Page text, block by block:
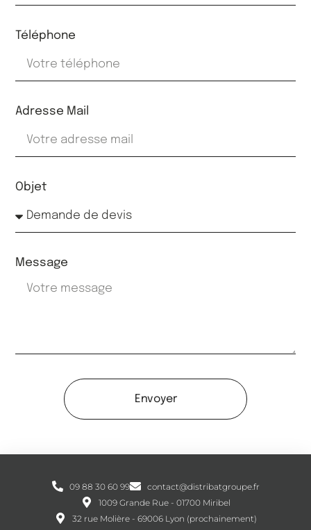
Téléphone
Adresse Mail
Objet
Message
Envoyer
09 88 30 60 99
contact@distribatgroupe.fr
1009 Grande Rue - 01700 Miribel
32 rue Molière - 69006 Lyon (prochainement)